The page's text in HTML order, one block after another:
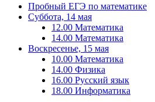
Пробный ЕГЭ по математике
Суббота, 14 мая
12.00 Математика
14.00 Математика
Воскресенье, 15 мая
10.00 Математика
14.00 Физика
16.00 Русский язык
18.00 Информатика